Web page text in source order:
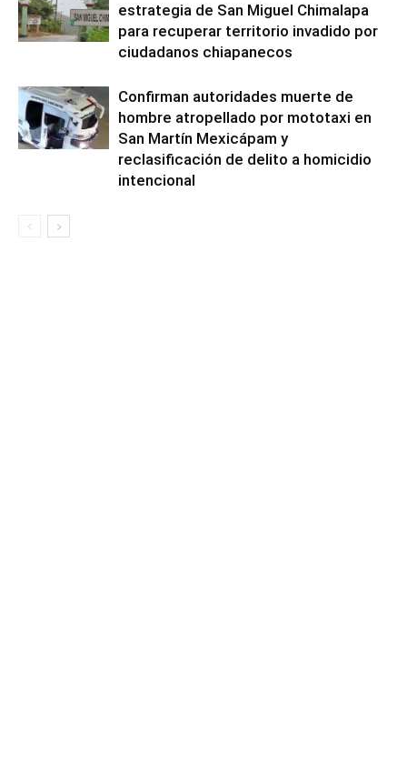
estrategia de San Miguel Chimalapa
para recuperar territorio invadido por
ciudadanos chiapanecos
Confirman autoridades muerte de
hombre atropellado por mototaxi en
San Martín Mexicápam y
reclasificación de delito a homicidio
intencional